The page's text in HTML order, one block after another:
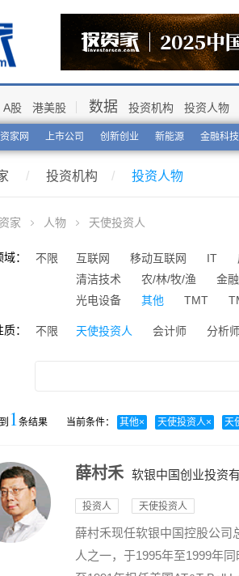
家网 上市公司 创新创业 新能源 金融科技
A股 港美股 数据 投资机构 投资人物
/ 投资机构 / 投资人物
家 人物 天使投资人
： 不限 互联网 移动互联网 IT
清洁技术
农/林/牧/渔
金融
光电设备
其他 TMT
： 不限 天使投资人 会计师 分析
1条结果 当前条件： 其他× 天使投资人× 天
薛村禾 软银中国创业投资
投资人 天使投资人
薛村禾现任软银中国控股公
人之一，于1995年至1999年